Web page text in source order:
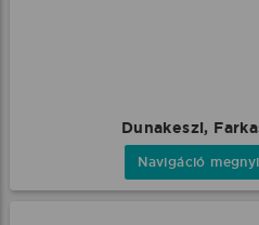
Dunakeszi,
Navigáció